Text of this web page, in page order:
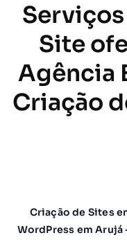
Site
Agência
Criação
Criação de Sites
WordPress em Arujá